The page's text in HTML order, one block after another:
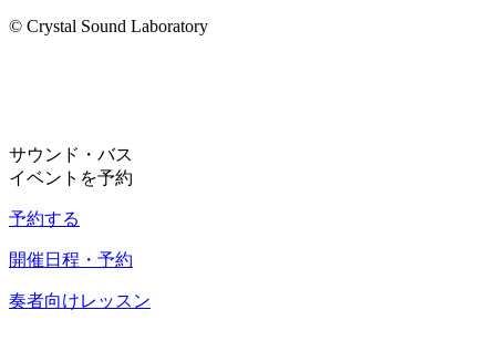
© Crystal Sound Laboratory
サウンド・バス
イベントを予約
予約する
開催日程・予約
奏者向けレッスン